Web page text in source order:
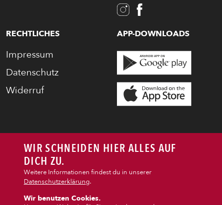
VEGI/VEGAN
RECHTLICHES
Impressum
Datenschutz
Widerruf
APP-DOWNLOADS
WIR SCHNEIDEN HIER ALLES AUF
DICH ZU.
Weitere Informationen findest du in unserer
Datenschutzerklärung.
Wir benutzen Cookies.